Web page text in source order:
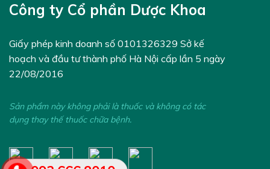
Công ty Cổ phần Dược Khoa
Giấy phép kinh doanh số 0101326329 Sở kế
hoạch và đầu tư thành phố Hà Nội cấp lần 5 ngày
22/08/2016
Sản phẩm này không phải là thuốc và không có tác
dụng thay thế thuốc chữa bệnh.